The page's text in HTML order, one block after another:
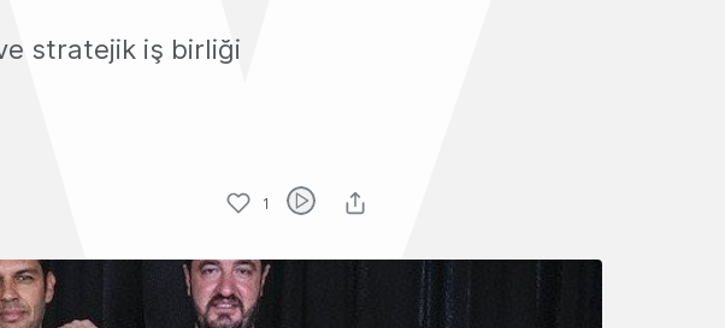
stratejik iş birliği
1